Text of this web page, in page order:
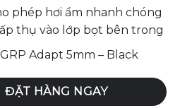
phép hơi ẩm nhanh chóng
thụ vào lớp bọt bên trong
Adapt 5mm – Black
Adapt 5mm - Black số lượng
ĐẶT HÀNG NGAY